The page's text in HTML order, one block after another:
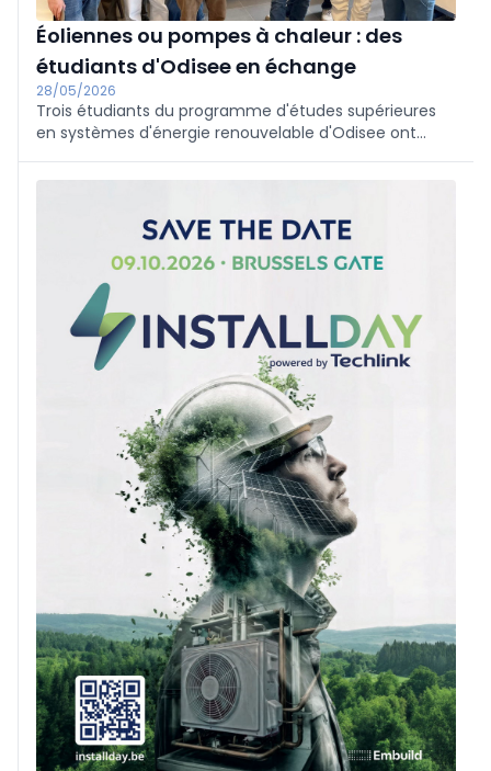
Éoliennes ou pompes à chaleur : des
étudiants d'Odisee en échange
28/05/2026
Trois étudiants du programme d'études supérieures
en systèmes d'énergie renouvelable d'Odisee ont
Barcelone. L'échange s'est déroulé dans les deux